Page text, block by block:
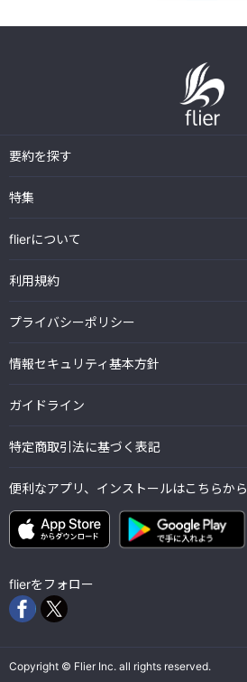
要約を探す
特集
flierについて
利用規約
プライバシーポリシー
情報セキュリティ基本方針
ガイドライン
特定商取引法に基づく表記
便利なアプリ、インストールはこちらから
flierをフォロー
Copyright © Flier Inc. all rights reserved.